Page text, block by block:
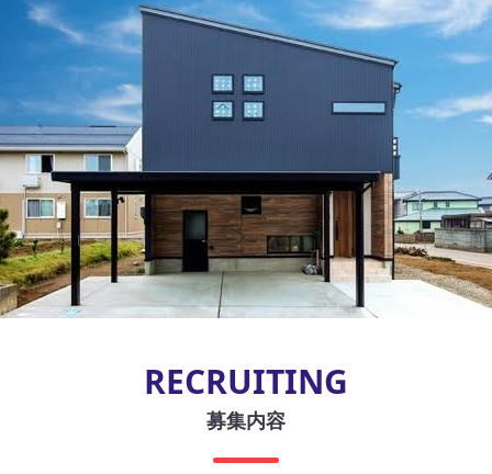
RECRUITING
募集内容